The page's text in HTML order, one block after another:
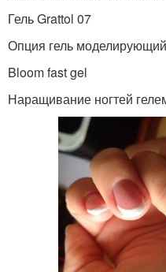
Гель Grattol 07
Опция гель
Bloom fast gel
Наращивание ногтей